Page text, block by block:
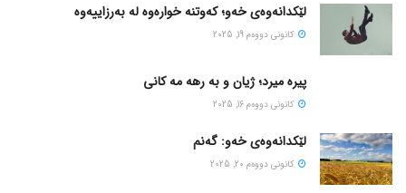
لێکدانەوەی خەو؛ کەوتنە خوارەوە لە بەرزاییەوە
كانونی دووه‌م 19, 2025
پیره میرد؛ ژیان و به رهه مه کانی
كانونی دووه‌م 16, 2025
لێکدانەوەی خەو: گەنم
كانونی دووه‌م 20, 2025